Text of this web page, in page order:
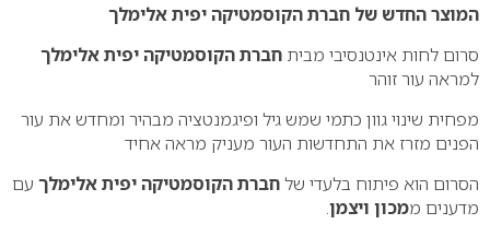
המוצר החדש של חברת הקוסמטיקה יפית אלימלך
סרום לחות אינטנסיבי מבית חברת הקוסמטיקה יפית אלימלך
למראה עור זוהר
מפחית שינוי גוון כתמי שמש גיל ופיגמנטציה מבהיר ומחדש את עור
הפנים מזרז את התחדשות העור מעניק מראה אחיד
הסרום הוא פיתוח בלעדי שלחברת הקוסמטיקה יפית אלימלך עם
מדענים ממכון ויצמן.